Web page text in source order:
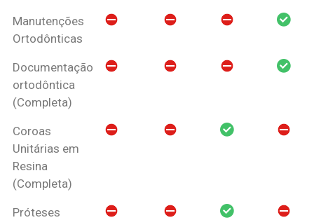
Manutenções
Ortodônticas
Documentação
ortodôntica
(Completa)
Coroas
Unitárias em
Resina
(Completa)
Próteses